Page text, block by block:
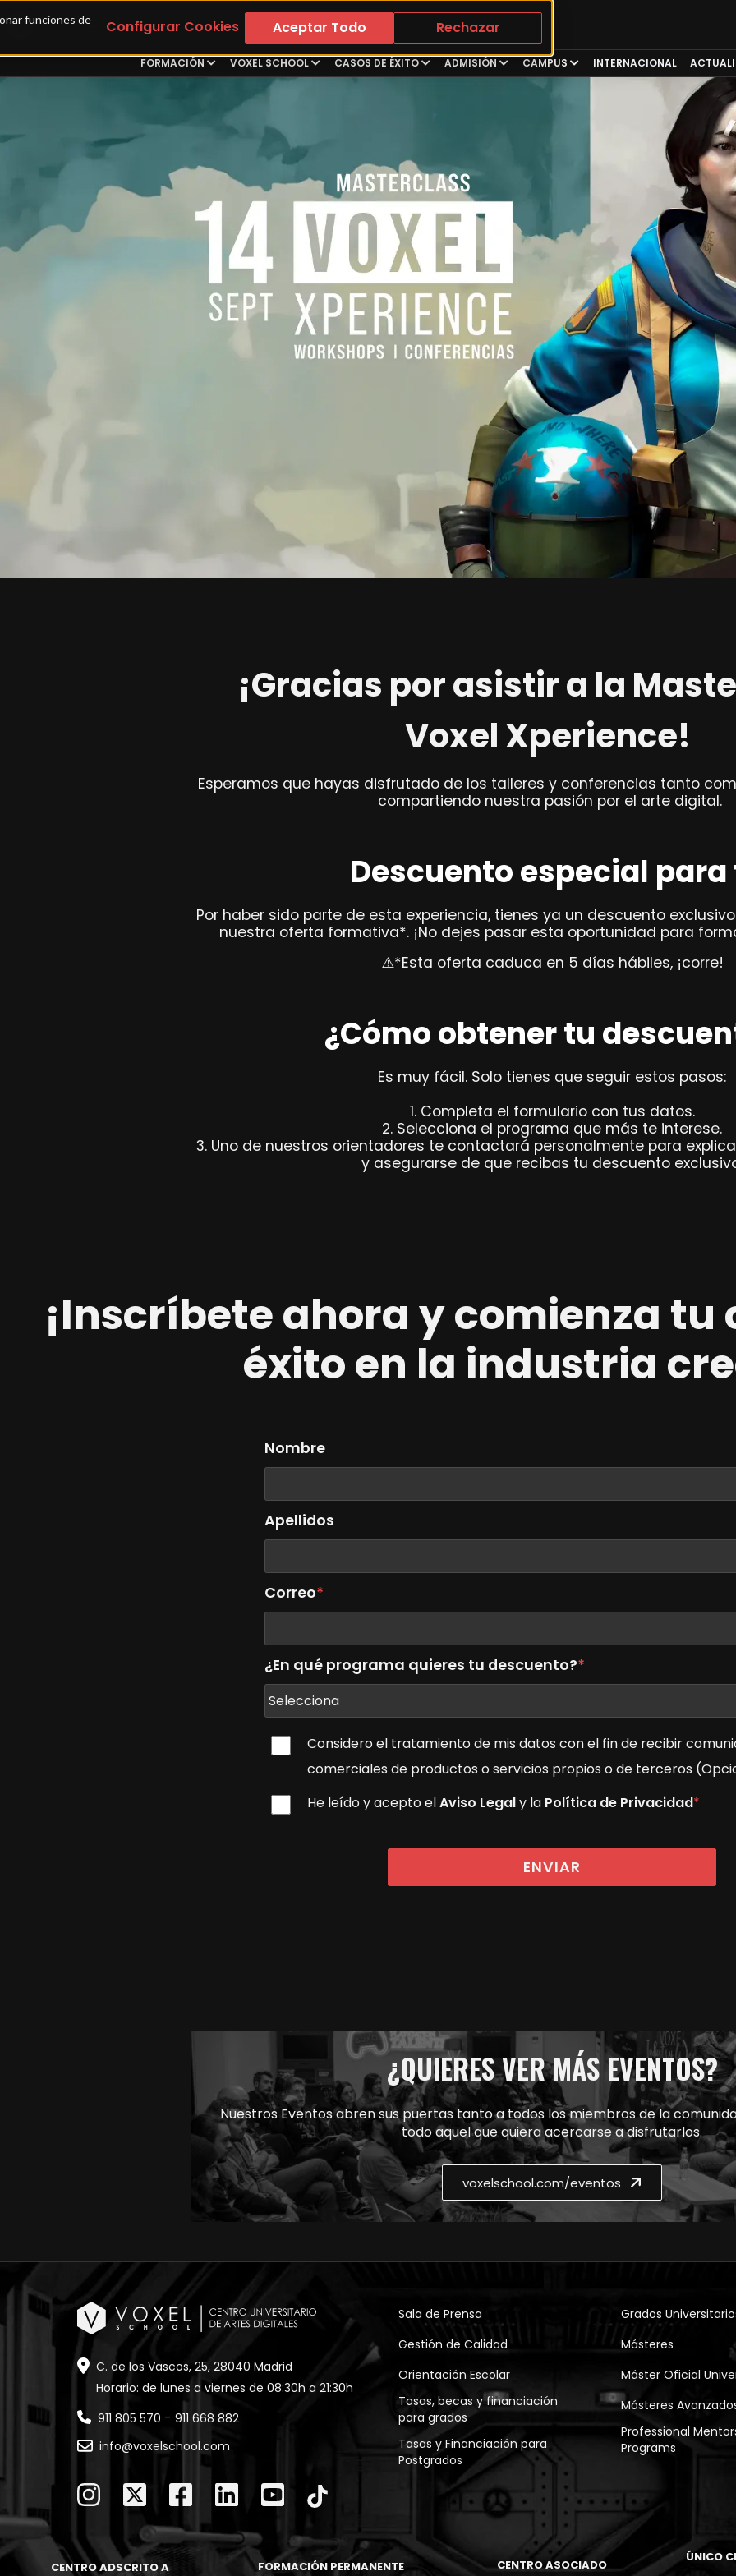
funciones de Configurar Cookies Aceptar Todo Rechazar
FORMACIÓN VOXEL SCHOOL CASOS DE ÉXITO ADMISIÓN CAMPUS INTERNACIONAL
¡Gracias por asistir a la
Voxel Xperience!
Esperamos que hayas disfrutado de los talleres y conferencias tanto
compartiendo nuestra pasión por el arte digital.
Descuento especial para
Por haber sido parte de esta experiencia, tienes ya un descuento
nuestra oferta formativa*. ¡No dejes pasar esta oportunidad para
⚠️*Esta oferta caduca en 5 días hábiles, ¡corre!
¿Cómo obtener tu
Es muy fácil. Solo tienes que seguir estos pasos:
1. Completa el formulario con tus datos.
2. Selecciona el programa que más te interese.
3. Uno de nuestros orientadores te contactará personalmente para
y asegurarse de que recibas tu descuento
¡Inscríbete ahora y comienza
éxito en la industria
Nombre
Apellidos
Correo*
¿En qué programa quieres tu descuento?*
Considero el tratamiento de mis datos con el fin de recibir
comerciales de productos o servicios propios o de terceros
He leído y acepto elAviso Legaly la Política de Privacidad*
¿QUIERES VER MÁS EVENTOS?
Nuestros Eventos abren sus puertas tanto a todos los miembros de la
todo aquel que quiera acercarse a disfrutarlos.
voxelschool.com/eventos
C. de los Vascos, 25, 28040 Madrid
Horario: de lunes a viernes de 08:30h a 21:30h
911 805 570 - 911 668 882
info@voxelschool.com
Sala de Prensa
Gestión de Calidad
Orientación Escolar
Tasas, becas y financiación
para grados
Tasas y Financiación para
Postgrados
Grados
Másteres
Máster Oficial
Másteres
Professional
Programs
CENTRO ADSCRITO A FORMACIÓN PERMANENTE CENTRO ASOCIADO
ÚNICO